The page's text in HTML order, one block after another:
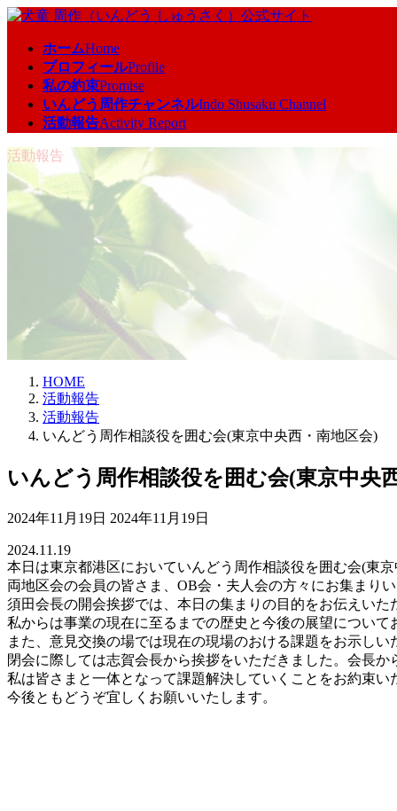
コ
キ
ッ
プ
ナ
に
移
動
ホームHome
プロフィールProfile
私の約束Promise
いんどう周作チャンネルIndo Shusaku Channel
活動報告Activity Report
活動報告
HOME
活動報告
活動報告
いんどう周作相談役を囲む会(東京中央西・南地区会)
いんどう周作相談役を囲む会(東京中央
2024年11月19日 最
新
日
時
:
2024年11月19日
2024.11.19
本日は東京都港区においていんどう周作相談役を囲む会(東
両地区会の会員の皆さま、OB会・夫人会の方々にお集まり
須田会長の開会挨拶では、本日の集まりの目的をお伝えいた
私からは事業の現在に至るまでの歴史と今後の展望について
また、意見交換の場では現在の現場のおける課題をお示し
閉会に際しては志賀会長から挨拶をいただきました。会長
私は皆さまと一体となって課題解決していくことをお約束い
今後ともどうぞ宜しくお願いいたします。